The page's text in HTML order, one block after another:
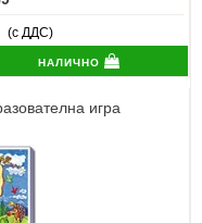
(с ДДС)
налично
игра